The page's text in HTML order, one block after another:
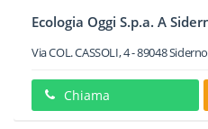
Ecologia Oggi S.p.a. A
Via COL. CASSOLI, 4-89048Siderno
Chiama